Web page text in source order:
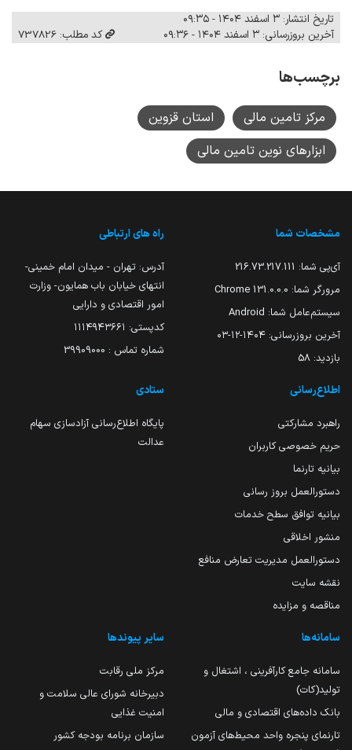
تاریخ انتشار: ۳ اسفند ۱۴۰۴ - ۰۹:۳۵
آخرین بروزرسانی: ۳ اسفند ۱۴۰۴ - ۰۹:۳۶
کد مطلب: 737826
برچسب‌ها
مرکز تامین مالی
استان قزوین
ابزارهای نوین تامین مالی
مشخصات شما
آی‌پی شما: 216.73.217.111
مرورگر شما: 131.0.0.0 Chrome
سیستم‌عامل شما: Android
آخرین بروزرسانی: ۱۴۰۴-۱۲-۰۳
بازدید: 58
راه های ارتباطی
آدرس: تهران - میدان امام خمینی-
انتهای خیابان باب همایون- وزارت
امور اقتصادی و دارایی
کدپستی: ۱۱۱۴۹۴۳۶۶۱
شماره تماس : 39909000
اطلاع‌رسانی
راهبرد مشارکتی
حریم خصوصی کاربران
بیانیه تارنما
دستورالعمل بروز رسانی
بیانیه توافق سطح خدمات
منشور اخلاقی
دستورالعمل مدیریت تعارض منافع
نقشه سایت
مناقصه و مزایده
ستادی
پایگاه اطلاع‌رسانی آزادسازی سهام
عدالت
سامانه‌ها
سامانه جامع کارآفرینی ، اشتغال و
تولید(کات)
بانک داده‌های اقتصادی و مالی
تارنمای پنجره واحد محیط‌های آزمون
سایر پیوندها
مرکز ملی رقابت
دبیرخانه شورای عالی سلامت و
امنیت غذایی
سازمان برنامه بودجه کشور